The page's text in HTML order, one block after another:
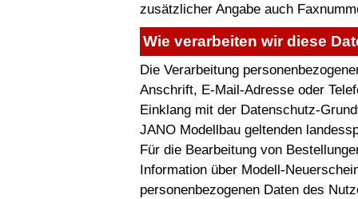
zusätzlicher Angabe auch
Wie verarbeiten wir diese
Die Verarbeitung
Anschrift, E-Mail-Adresse oder
Einklang mit der Datenschutz-
JANO Modellbau geltenden
Für die Bearbeitung von
Information über Modell-
personenbezogenen Daten des